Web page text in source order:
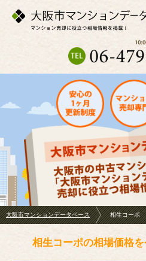
大阪市マンションデータベース 相生コーポ
相生コーポの相場価格を